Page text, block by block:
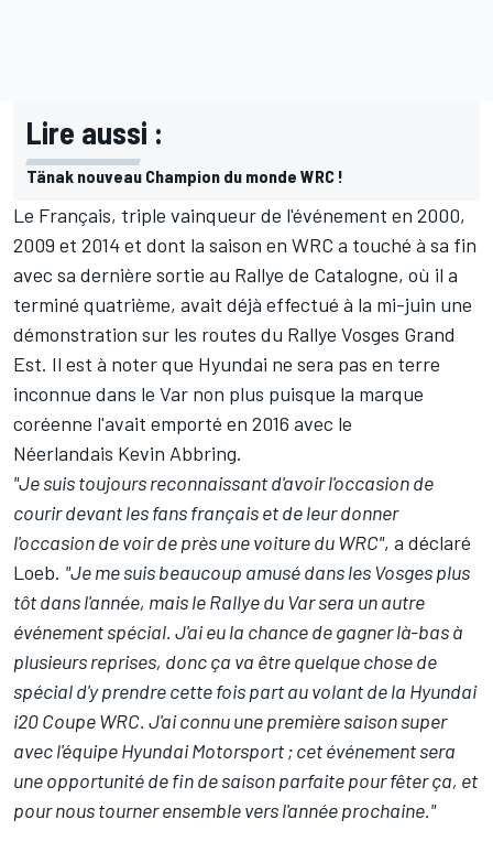
Lire aussi :
Tänak nouveau Champion du monde WRC !
Le Français, triple vainqueur de l'événement en 2000,
2009 et 2014 et dont la saison en WRC a touché à sa fin
avec sa dernière sortie au Rallye de Catalogne, où il a
terminé quatrième, avait déjà effectué à la mi-juin une
démonstration sur les routes du Rallye Vosges Grand
Est. Il est à noter que Hyundai ne sera pas en terre
inconnue dans le Var non plus puisque la marque
coréenne l'avait emporté en 2016 avec le
Néerlandais Kevin Abbring.
"Je suis toujours reconnaissant d'avoir l'occasion de
courir devant les fans français et de leur donner
l'occasion de voir de près une voiture du WRC", a déclaré
Loeb. "Je me suis beaucoup amusé dans les Vosges plus
tôt dans l'année, mais le Rallye du Var sera un autre
événement spécial. J'ai eu la chance de gagner là-bas à
plusieurs reprises, donc ça va être quelque chose de
spécial d'y prendre cette fois part au volant de la Hyundai
i20 Coupe WRC. J'ai connu une première saison super
avec l'équipe Hyundai Motorsport ; cet événement sera
une opportunité de fin de saison parfaite pour fêter ça, et
pour nous tourner ensemble vers l'année prochaine."